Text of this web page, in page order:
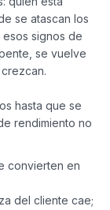
se atascan los
signos de
se vuelve
hasta que se
rendimiento no
convierten en
del cliente cae;